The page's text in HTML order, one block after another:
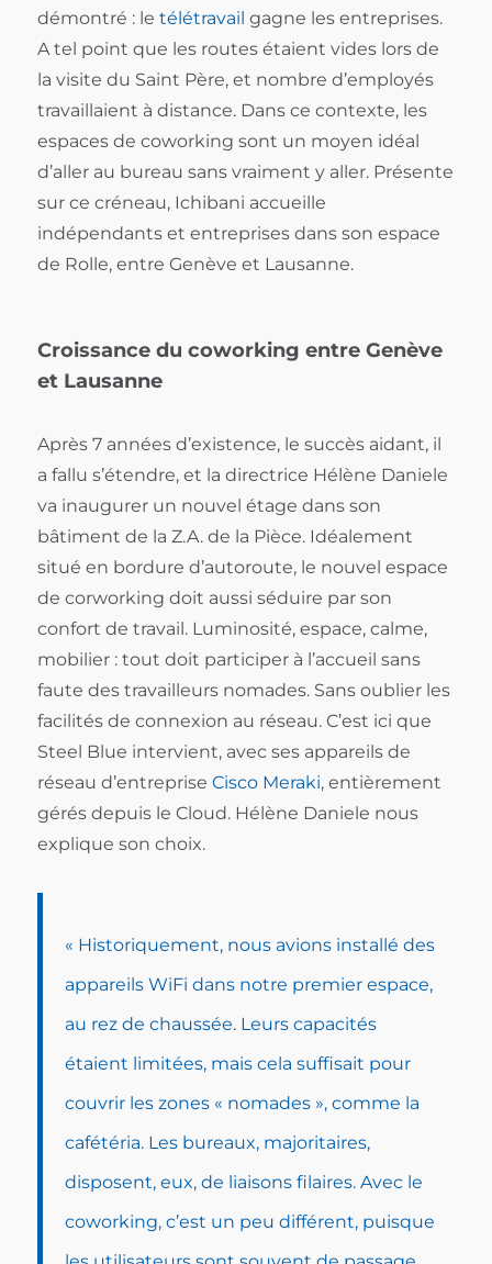
démontré : le télétravail gagne les entreprises.
A tel point que les routes étaient vides lors de
la visite du Saint Père, et nombre d’employés
travaillaient à distance. Dans ce contexte, les
espaces de coworking sont un moyen idéal
d’aller au bureau sans vraiment y aller. Présente
sur ce créneau, Ichibani accueille
indépendants et entreprises dans son espace
de Rolle, entre Genève et Lausanne.
Croissance du coworking entre Genève
et Lausanne
Après 7 années d’existence, le succès aidant, il
a fallu s’étendre, et la directrice Hélène Daniele
va inaugurer un nouvel étage dans son
bâtiment de la Z.A. de la Pièce. Idéalement
situé en bordure d’autoroute, le nouvel espace
de corworking doit aussi séduire par son
confort de travail. Luminosité, espace, calme,
mobilier : tout doit participer à l’accueil sans
faute des travailleurs nomades. Sans oublier les
facilités de connexion au réseau. C’est ici que
Steel Blue intervient, avec ses appareils de
réseau d’entreprise Cisco Meraki, entièrement
gérés depuis le Cloud. Hélène Daniele nous
explique son choix.
« Historiquement, nous avions installé des
appareils WiFi dans notre premier espace,
au rez de chaussée. Leurs capacités
étaient limitées, mais cela suffisait pour
couvrir les zones « nomades », comme la
cafétéria. Les bureaux, majoritaires,
disposent, eux, de liaisons filaires. Avec le
coworking, c’est un peu différent, puisque